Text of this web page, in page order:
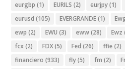
eurgbp (1) EURILS (2) eurjpy(1)
eurusd (105) EVERGRANDE(1)
ewp (2) EWU (3) eww(28) Ewz
fcx (2) FDX(5) Fed (26) ffie (2)
financiero (933) fly(5) fm (2)